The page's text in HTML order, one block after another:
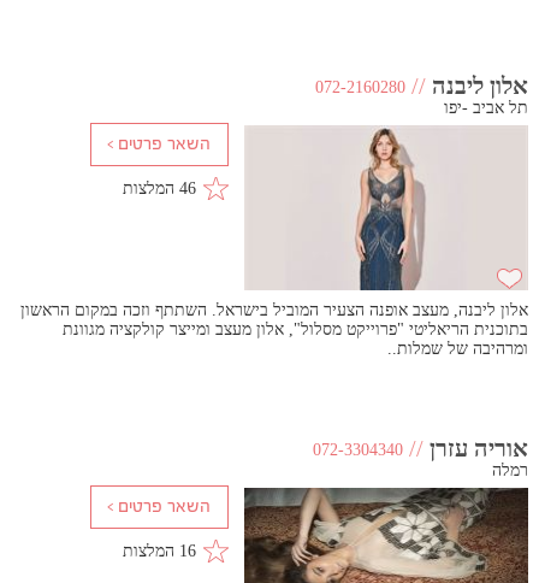
אלון ליבנה //
072-2160280
תל אביב -יפו
46 המלצות
אלון ליבנה, מעצב אופנה הצעיר המוביל בישראל. השתתף וזכה במקום הראשון
בתוכנית הריאליטי "פרוייקט מסלול", אלון מעצב ומייצר קולקציה מגוונת
ומרהיבה של שמלות..
אוריה עזרן //
072-3304340
רמלה
16 המלצות